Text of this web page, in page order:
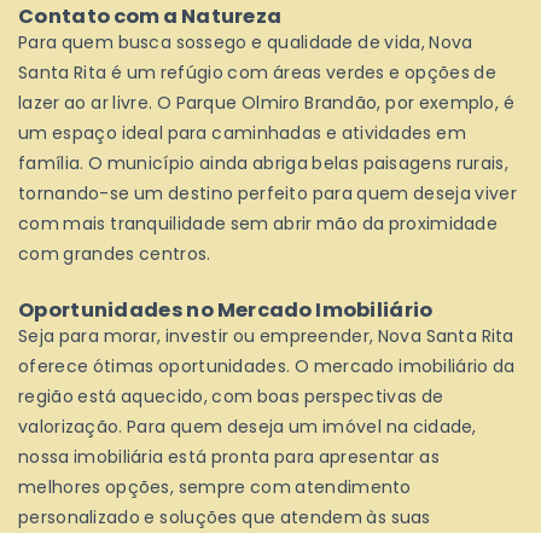
Contato com a Natureza
Para quem busca sossego e qualidade de vida, Nova
Santa Rita é um refúgio com áreas verdes e opções de
lazer ao ar livre. O Parque Olmiro Brandão, por exemplo, é
um espaço ideal para caminhadas e atividades em
família. O município ainda abriga belas paisagens rurais,
tornando-se um destino perfeito para quem deseja viver
com mais tranquilidade sem abrir mão da proximidade
com grandes centros.
Oportunidades no Mercado Imobiliário
Seja para morar, investir ou empreender, Nova Santa Rita
oferece ótimas oportunidades. O mercado imobiliário da
região está aquecido, com boas perspectivas de
valorização. Para quem deseja um imóvel na cidade,
nossa imobiliária está pronta para apresentar as
melhores opções, sempre com atendimento
personalizado e soluções que atendem às suas